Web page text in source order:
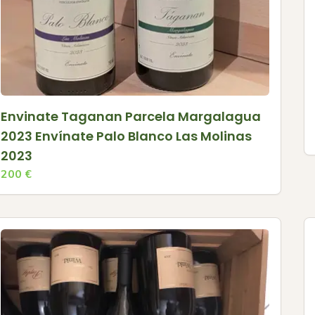
Envinate Taganan Parcela Margalagua
2023 Envínate Palo Blanco Las Molinas
2023
200 €